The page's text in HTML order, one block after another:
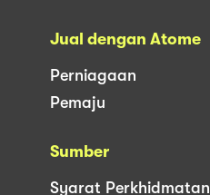
Jual dengan Atome
Perniagaan
Pemaju
Sumber
Syarat Perkhidmatan